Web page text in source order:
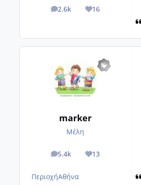
2.6k
posts 16
Reputation
marker
Μέλη
5.4k
posts 13
Reputation
ΠεριοχήΑθήνα